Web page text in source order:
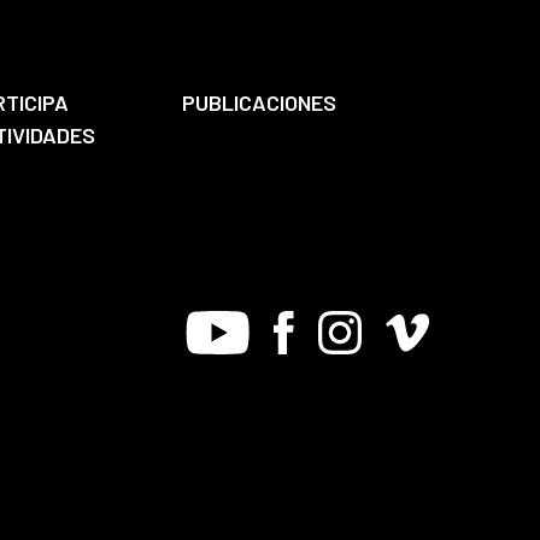
PUBLICACIONES
Youtube FacebookInstagram
Vimeo